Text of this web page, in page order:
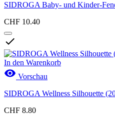
SIDROGA Baby- und Kinder-
CHF 10.40

In den Warenkorb
 Vorschau
SIDROGA Wellness Silhouette
CHF 8.80